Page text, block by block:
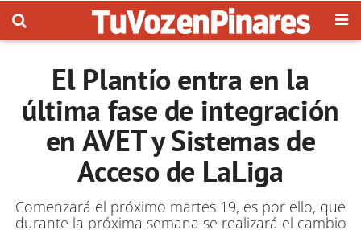
El Plantío entra en la
última fase de integración
en AVET y Sistemas de
Acceso de LaLiga
Comenzará el próximo martes 19, es por ello, que
durante la próxima semana se realizará el cambio